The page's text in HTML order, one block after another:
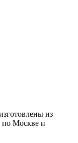
из
по Москве и